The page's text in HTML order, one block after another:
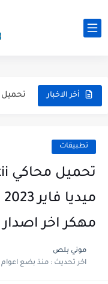
أخر الاخبار
تطبيقات
مهكر اخر اصدار
موني بلص
اخر تحديث :منذ بضع اعوام